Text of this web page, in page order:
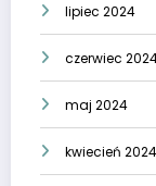
lipiec 2024
czerwiec
maj 2024
kwiecień 2024